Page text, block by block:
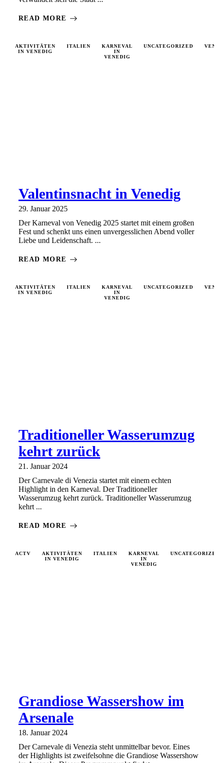
READ MORE
AKTIVITÄTEN
IN VENEDIG
ITALIEN
KARNEVAL
IN
VENEDIG
UNCATEGORIZED
Valentinsnacht in Venedig
29. Januar 2025
Der Karneval von Venedig 2025 startet mit einem großen
Fest und schenkt uns einen unvergesslichen Abend voller
Liebe und Leidenschaft. ...
READ MORE
AKTIVITÄTEN
IN VENEDIG
ITALIEN
KARNEVAL
IN
VENEDIG
UNCATEGORIZED
Traditioneller Wasserumzug
kehrt zurück
21. Januar 2024
Der Carnevale di Venezia startet mit einem echten
Highlight in den Karneval. Der Traditioneller
Wasserumzug kehrt zurück. Traditioneller Wasserumzug
kehrt ...
READ MORE
ACTV
AKTIVITÄTEN
IN VENEDIG
ITALIEN
KARNEVAL
IN
VENEDIG
Grandiose Wassershow im
Arsenale
18. Januar 2024
Der Carnevale di Venezia steht unmittelbar bevor. Eines
der Highlights ist zweifelsohne die Grandiose Wassershow